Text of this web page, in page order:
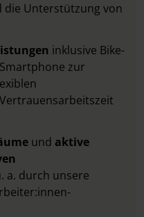
die Unterstützung von
inklusive Bike-
zur
und aktive
a. durch unsere